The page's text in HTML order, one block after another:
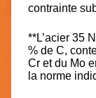
contrainte
**L’acier 35
% de C,
Cr et du Mo
la norme